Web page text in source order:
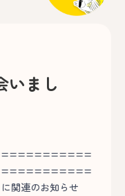
いまし
関連のお知らせ